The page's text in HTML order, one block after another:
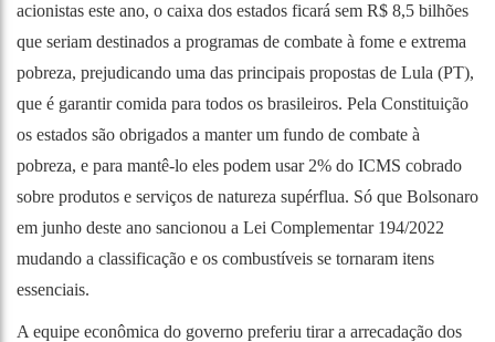
acionistas este ano, o caixa dos estados ficará sem R$ 8,5 bilhões
que seriam destinados a programas de combate à fome e extrema
pobreza, prejudicando uma das principais propostas de Lula (PT),
que é garantir comida para todos os brasileiros. Pela Constituição
os estados são obrigados a manter um fundo de combate à
pobreza, e para mantê-lo eles podem usar 2% do ICMS cobrado
sobre produtos e serviços de natureza supérflua. Só que Bolsonaro
em junho deste ano sancionou a Lei Complementar 194/2022
mudando a classificação e os combustíveis se tornaram itens
essenciais.
A equipe econômica do governo preferiu tirar a arrecadação dos